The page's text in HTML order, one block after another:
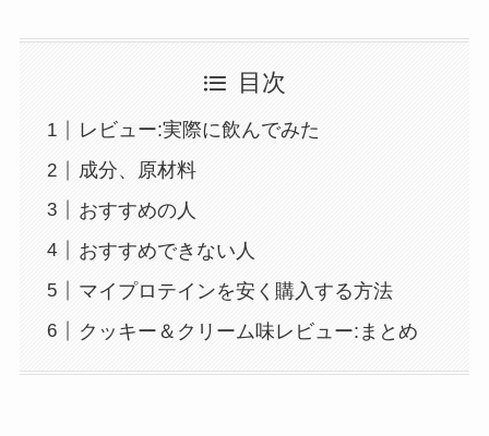
目次
レビュー:実際に飲んでみた
成分、原材料
おすすめの人
おすすめできない人
マイプロテインを安く購入する方法
クッキー＆クリーム味レビュー:まとめ